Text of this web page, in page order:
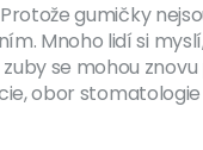
gumičky
Mnoho lidí si
se mohou
,obor